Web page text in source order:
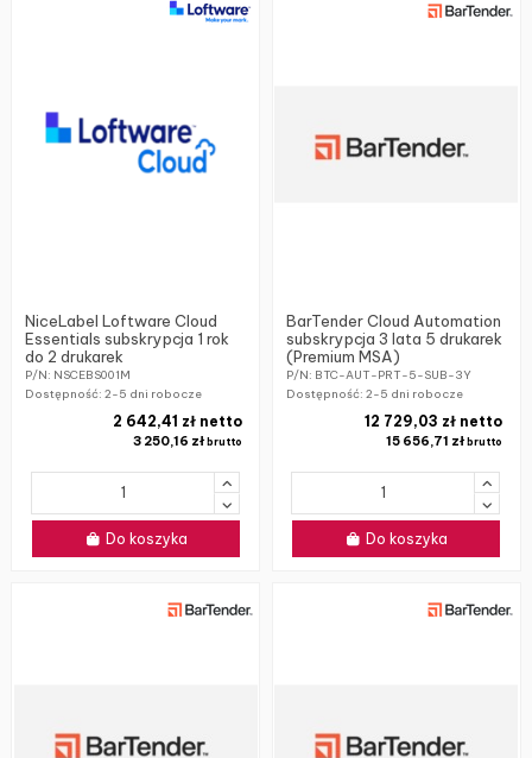
NiceLabel Loftware Cloud
Essentials subskrypcja 1 rok
do 2 drukarek
P/N: NSCEBS001M
Dostępność:2-5 dni robocze
3 250,16 zł brutto
2 642,41 zł netto
Do koszyka
BarTender Cloud Automation
subskrypcja 3 lata 5 drukarek
(Premium MSA)
P/N: BTC-AUT-PRT-5-SUB-3Y
Dostępność: 2-5 dni robocze
15 656,71 złbrutto
12 729,03 zł netto
Do koszyka